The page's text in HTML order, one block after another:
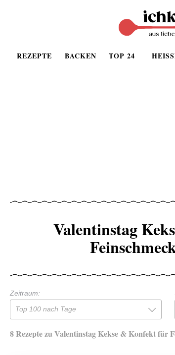
REZEPTE BACKEN TOP 24
Valentinstag
Zeitraum:
Top 100 nach Tage
8 Rezepte zu Valentinstag Kekse & Konfekt für